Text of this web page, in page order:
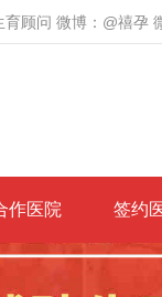
顾问 微博：@禧孕
作医院 签约